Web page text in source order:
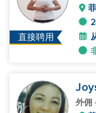
直接聘用
外佣